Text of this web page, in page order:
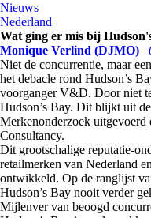
Nieuws
Nederland
Wat ging er mis bij
Monique Verlind (DJMO)
Niet de concurrentie, maar
het debacle rond Hudson’s
voorganger V&D. Door niet
Hudson’s Bay. Dit blijkt uit
Merkenonderzoek
Consultancy.
Dit grootschalige reputatie-
retailmerken van Nederland
ontwikkeld. Op de ranglijst
Hudson’s Bay nooit verder
Mijlenver van beoogd